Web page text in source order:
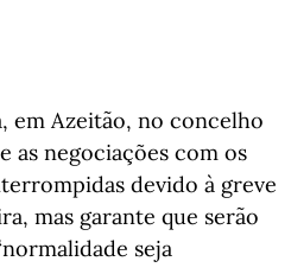
em Azeitão, no concelho
as negociações com os
devido à greve
mas garante que serão
seja